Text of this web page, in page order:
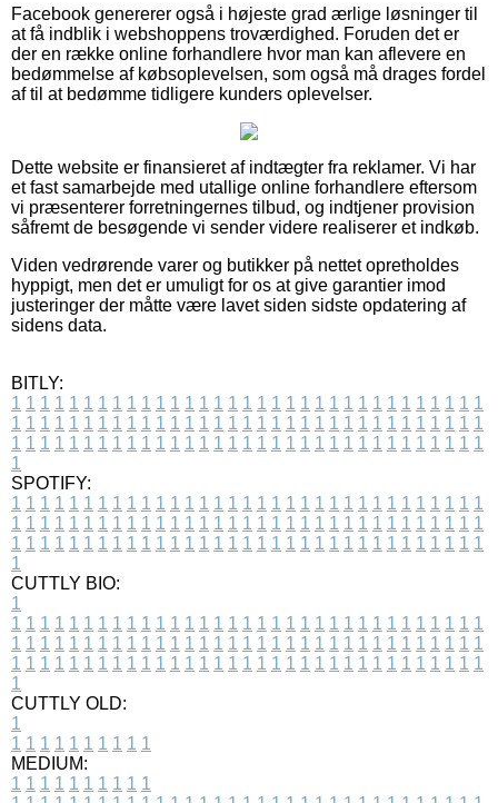
Facebook genererer også i højeste grad ærlige løsninger til
at få indblik i webshoppens troværdighed. Foruden det er
der en række online forhandlere hvor man kan aflevere en
bedømmelse af købsoplevelsen, som også må drages fordel
af til at bedømme tidligere kunders oplevelser.
Dette website er finansieret af indtægter fra reklamer. Vi har
et fast samarbejde med utallige online forhandlere eftersom
vi præsenterer forretningernes tilbud, og indtjener provision
såfremt de besøgende vi sender videre realiserer et indkøb.
Viden vedrørende varer og butikker på nettet opretholdes
hyppigt, men det er umuligt for os at give garantier imod
justeringer der måtte være lavet siden sidste opdatering af
sidens data.
BITLY:
1 1 1 1 1 1 1 1 1 1 1 1 1 1 1 1 1 1 1 1 1 1 1 1 1 1 1 1 1 1 1 1 1
1 1 1 1 1 1 1 1 1 1 1 1 1 1 1 1 1 1 1 1 1 1 1 1 1 1 1 1 1 1 1 1 1
1 1 1 1 1 1 1 1 1 1 1 1 1 1 1 1 1 1 1 1 1 1 1 1 1 1 1 1 1 1 1 1 1
1
SPOTIFY:
1 1 1 1 1 1 1 1 1 1 1 1 1 1 1 1 1 1 1 1 1 1 1 1 1 1 1 1 1 1 1 1 1
1 1 1 1 1 1 1 1 1 1 1 1 1 1 1 1 1 1 1 1 1 1 1 1 1 1 1 1 1 1 1 1 1
1 1 1 1 1 1 1 1 1 1 1 1 1 1 1 1 1 1 1 1 1 1 1 1 1 1 1 1 1 1 1 1 1
1
CUTTLY BIO:
1
1 1 1 1 1 1 1 1 1 1 1 1 1 1 1 1 1 1 1 1 1 1 1 1 1 1 1 1 1 1 1 1 1
1 1 1 1 1 1 1 1 1 1 1 1 1 1 1 1 1 1 1 1 1 1 1 1 1 1 1 1 1 1 1 1 1
1 1 1 1 1 1 1 1 1 1 1 1 1 1 1 1 1 1 1 1 1 1 1 1 1 1 1 1 1 1 1 1 1
1
CUTTLY OLD:
1
1 1 1 1 1 1 1 1 1 1
MEDIUM:
1 1 1 1 1 1 1 1 1 1